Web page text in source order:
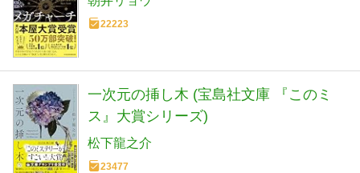
22223
一次元の挿し木 (宝島社文庫 『このミ
ス』大賞シリーズ)
松下龍之介
23477